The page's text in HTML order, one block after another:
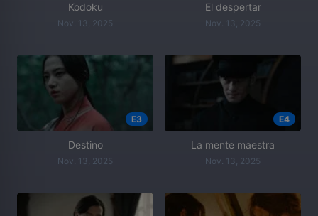
Kodoku
Nov. 13, 2025
El despertar
Nov. 13, 2025
E3
Destino
Nov. 13, 2025
E4
La mente maestra
Nov. 13, 2025